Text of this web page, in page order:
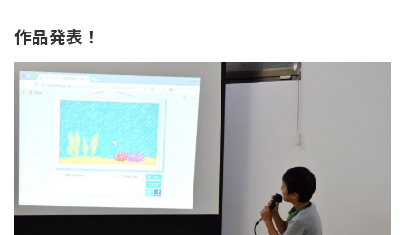
作品発表！